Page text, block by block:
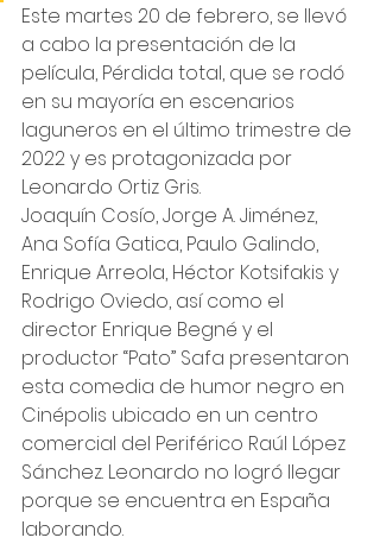
Este martes 20 de febrero, se llevó
a cabo la presentación de la
película, Pérdida total, que se rodó
en su mayoría en escenarios
laguneros en el último trimestre de
2022 y es protagonizada por
Leonardo Ortiz Gris.
Joaquín Cosío, Jorge A. Jiménez,
Ana Sofía Gatica, Paulo Galindo,
Enrique Arreola, Héctor Kotsifakis y
Rodrigo Oviedo, así como el
director Enrique Begné y el
productor “Pato” Safa presentaron
esta comedia de humor negro en
Cinépolis ubicado en un centro
comercial del Periférico Raúl López
Sánchez. Leonardo no logró llegar
porque se encuentra en España
laborando.